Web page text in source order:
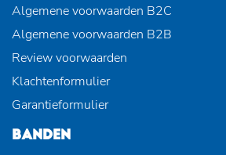
Algemene voorwaarden B2C
Algemene voorwaarden B2B
Review voorwaarden
Klachtenformulier
Garantieformulier
BANDEN